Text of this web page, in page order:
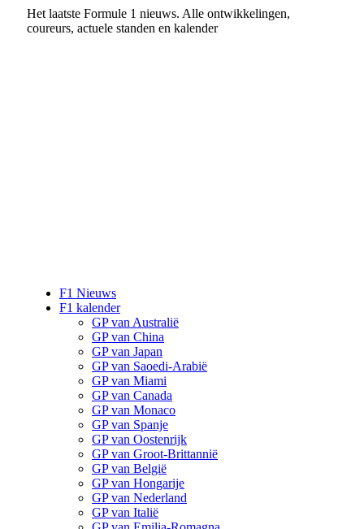
Het laatste Formule 1 nieuws. Alle ontwikkelingen,
coureurs, actuele standen en kalender
F1 Nieuws
F1 kalender
GP van Australië
GP van China
GP van Japan
GP van Saoedi-Arabië
GP van Miami
GP van Canada
GP van Monaco
GP van Spanje
GP van Oostenrijk
GP van Groot-Brittannië
GP van België
GP van Hongarije
GP van Nederland
GP van Italië